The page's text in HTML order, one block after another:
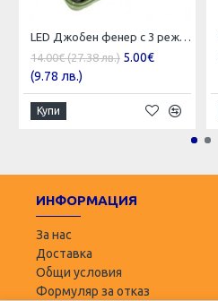
LED Джобен фенер с 3 режима , презареждаем, с USB кабел
14.00€ (27.38 лв.) 5.00€
(9.78 лв.)
Купи
ИНФОРМАЦИЯ
За нас
Доставка
Общи условия
Формуляр за отказ